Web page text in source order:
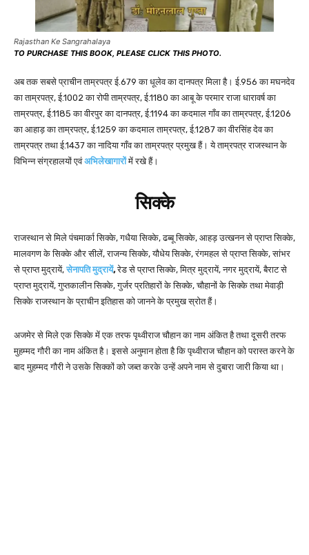
Rajasthan Ke Sangrahalaya
TO PURCHASE THIS BOOK, PLEASE CLICK THIS PHOTO.
अब तक सबसे प्राचीन ताम्रपत्र ई.679 का धूलेव का दानपत्र मिला है। ई.956 का मघनदेव
का ताम्रपत्र, ई.1002 का रोपी ताम्रपत्र, ई.1180 का आबू के परमार राजा धारावर्ष का
ताम्रपत्र, ई.1185 का वीरपुर का दानपत्र, ई.1194 का कदमाल गाँव का ताम्रपत्र, ई.1206
का आहाड़ का ताम्रपत्र, ई.1259 का कदमाल ताम्रपत्र, ई.1287 का वीरसिंह देव का
ताम्रपत्र तथा ई.1437 का नादिया गाँव का ताम्रपत्र प्रमुख हैं। ये ताम्रपत्र राजस्थान के
विभिन्न संग्रहालयों एवंअभिलेखागारोंमें रखे हैं।
सिक्के
राजस्थान से मिले पंचमार्का सिक्के, गधैया सिक्के, ढब्बू सिक्के, आहड़ उत्खनन से प्राप्त सिक्के,
मालवगण के सिक्के और सीलें, राजन्य सिक्के, यौधेय सिक्के, रंगमहल से प्राप्त सिक्के, सांभर
से प्राप्त मुद्रायें, सेनापति मुद्रायें,रेड से प्राप्त सिक्के, मित्र मुद्रायें, नगर मुद्रायें, बैराट से
प्राप्त मुद्रायें, गुप्तकालीन सिक्के, गुर्जर प्रतिहारों के सिक्के, चौहानों के सिक्के तथा मेवाड़ी
सिक्के राजस्थान के प्राचीन इतिहास को जानने के प्रमुख स्रोत हैं।
अजमेर से मिले एक सिक्के में एक तरफ पृथ्वीराज चौहान का नाम अंकित है तथा दूसरी तरफ
मुहम्मद गौरी का नाम अंकित है। इससे अनुमान होता है कि पृथ्वीराज चौहान को परास्त करने के
बाद मुहम्मद गौरी ने उसके सिक्कों को जब्त करके उन्हें अपने नाम से दुबारा जारी किया था।